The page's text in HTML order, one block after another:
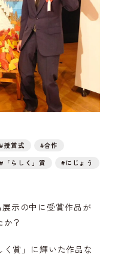
#授賞式
#合作
#「らしく」賞 #にじょう
展示の中に受賞作品が
？
賞」に輝いた作品な